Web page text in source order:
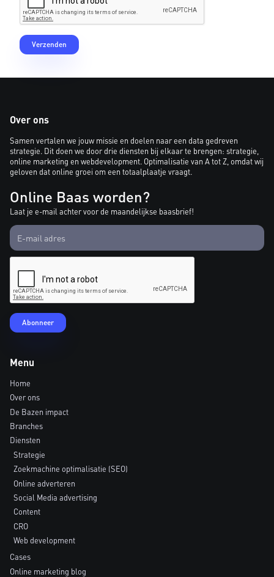
Over ons
Samen vertalen we jouw missie en doelen naar een data gedreven
strategie. Dit doen we door drie diensten bij elkaar te brengen: strategie,
online marketing en webdevelopment. Optimalisatie van A tot Z, omdat wij
geloven dat online groei om een totaalplaatje vraagt.
Online Baas worden?
Laat je e-mail achter voor de maandelijkse baasbrief!
Menu
Home
Over ons
De Bazen impact
Branches
Diensten
Strategie
Zoekmachine optimalisatie (SEO)
Online adverteren
Social Media advertising
Content
CRO
Web development
Cases
Online marketing blog